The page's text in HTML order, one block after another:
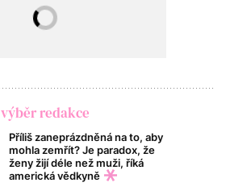
výběr redakce
Příliš zaneprázdněná na to, aby
mohla zemřít? Je paradox, že
ženy žijí déle než muži, říká
americká vědkyně